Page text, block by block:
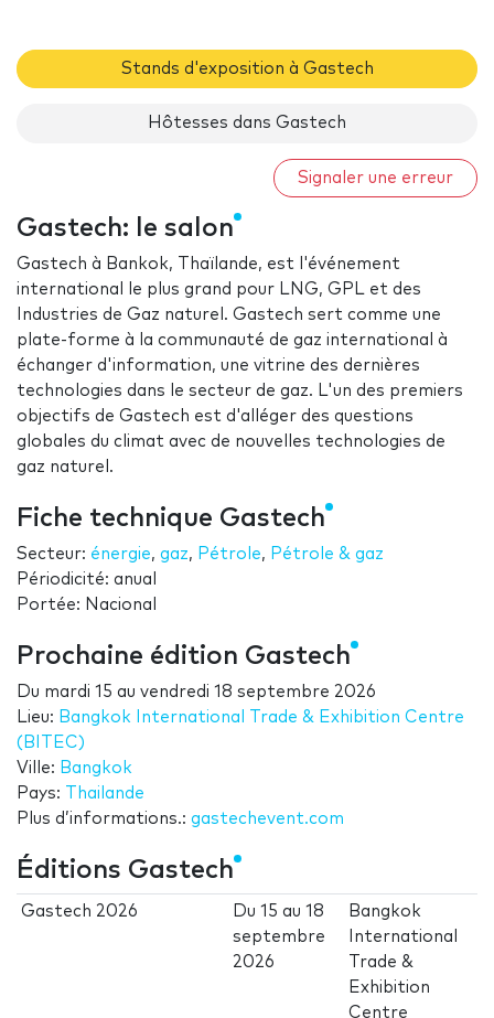
Stands d'exposition à Gastech
Hôtesses dans Gastech
Signaler une erreur
Gastech: le salon
Gastech à Bankok, Thaïlande, est l'événement
international le plus grand pour LNG, GPL et des
Industries de Gaz naturel. Gastech sert comme une
plate-forme à la communauté de gaz international à
échanger d'information, une vitrine des dernières
technologies dans le secteur de gaz. L'un des premiers
objectifs de Gastech est d'alléger des questions
globales du climat avec de nouvelles technologies de
gaz naturel.
Fiche technique Gastech
Secteur: énergie, gaz, Pétrole, Pétrole & gaz
Périodicité: anual
Portée: Nacional
Prochaine édition Gastech
Du mardi 15 au vendredi 18 septembre 2026
Lieu: Bangkok International Trade & Exhibition Centre
(BITEC)
Ville: Bangkok
Pays:
Thailande
Plus d’informations.: gastechevent.com
Éditions Gastech
Gastech 2026 Du15 au18
septembre
2026
Bangkok
International
Trade &
Exhibition
Centre